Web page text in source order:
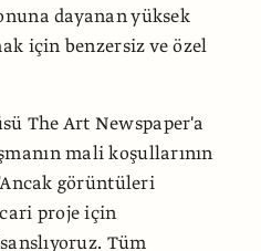
dayanan yüksek
için benzersiz ve özel
The Art Newspaper'a
mali koşullarının
görüntüleri
proje için
Tüm